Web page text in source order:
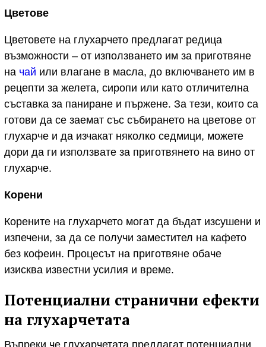
Цветове
Цветовете на глухарчето предлагат редица
възможности – от използването им за приготвяне
на чай или влагане в масла, до включването им в
рецепти за желета, сиропи или като отличителна
съставка за паниране и пържене. За тези, които са
готови да се заемат със събирането на цветове от
глухарче и да изчакат няколко седмици, можете
дори да ги използвате за приготвянето на вино от
глухарче.
Корени
Корените на глухарчето могат да бъдат изсушени и
изпечени, за да се получи заместител на кафето
без кофеин. Процесът на приготвяне обаче
изисква известни усилия и време.
Потенциални странични ефекти
на глухарчетата
Въпреки че глухарчетата предлагат потенциални